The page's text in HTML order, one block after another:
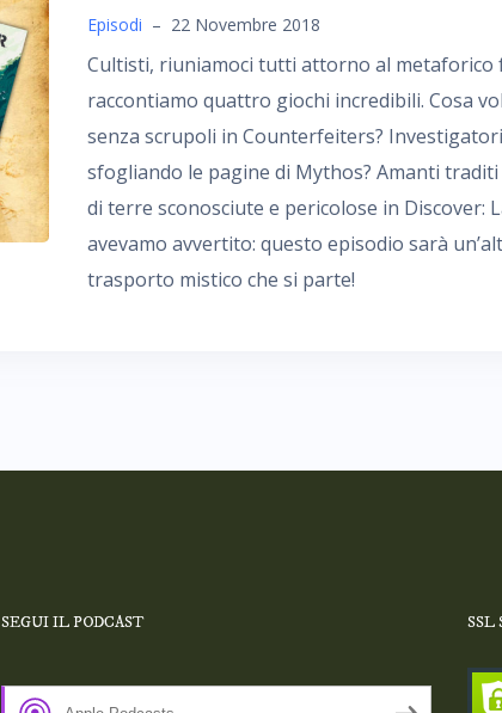
Episodi – 22 Novembre 2018
Cultisti, riuniamoci tutti attorno al metaforico
raccontiamo quattro giochi incredibili. Cosa
senza scrupoli in Counterfeiters?
sfogliando le pagine di Mythos? Amanti
di terre sconosciute e pericolose in Discover:
avevamo avvertito: questo episodio sarà
trasporto mistico che si parte!
SEGUI IL PODCAST SSL